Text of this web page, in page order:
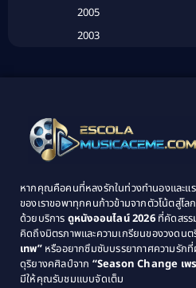
Classic หนังคลา
Classic หนังคลาส
Classic หนังคลา
Comedy ตลก
Comedy ตลก
2005
2003
1995
1993
1989
1987
1985
1983
หากคุณคือคนที่หลงรักในท่วงทำนองและแ
ของเราขอพาทุกคนก้าวข้ามจากตัวโน้ตสู่โ
ด้วยบริการ ดูหนังออนไลน์ 2026ที่คัดสรร
คิดถึงมิตรภาพและความเกรียนของวงดนต
เทพ”หรืออยากซึมซับบรรยากาศความรัก
ดุริยางคศิลป์จาก “Season Change เพ
มีให้คุณรับชมแบบจัดเต็ม